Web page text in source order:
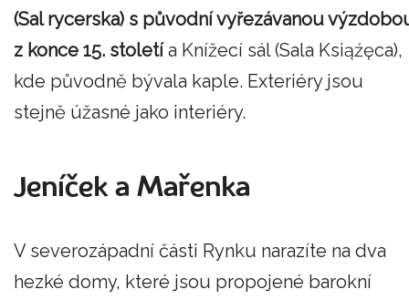
(Sal rycerska) s původní vyřezávanou
z konce 15. stoletía Knížecí sál (Sala Ksiąźęca),
kde původně bývala kaple. Exteriéry jsou
stejně úžasné jako interiéry.
Jeníček a Mařenka
V severozápadní části Rynku narazíte na dva
hezké domy, které jsou propojené barokní